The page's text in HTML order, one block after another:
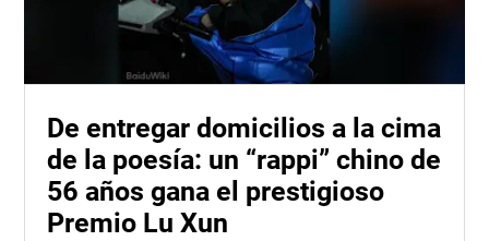
De entregar domicilios a la cima
de la poesía: un “rappi” chino de
56 años gana el prestigioso
Premio Lu Xun